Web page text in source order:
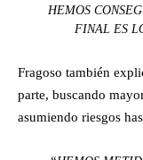
HEMOS
FINAL ES
Fragoso también
parte, buscando
asumiendo riesgos